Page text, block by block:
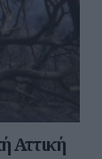
Αττική